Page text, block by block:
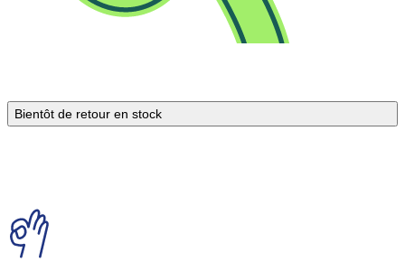
Bientôt de retour en stock